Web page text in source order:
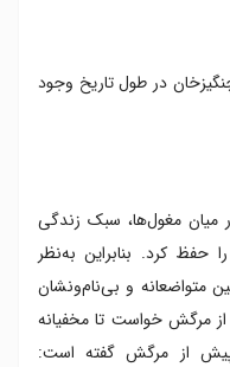
در طول تاریخ وجود
میان مغول‌ها، سبک زندگی
حفظ کرد. بنابراین به‌نظر
متواضعانه و بی‌نام‌ونشان
مرگش خواست تا مخفیانه
از مرگش گفته است: